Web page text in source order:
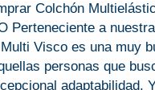
Colchón
Perteneciente a
Visco es una muy
personas que
adaptabilidad.